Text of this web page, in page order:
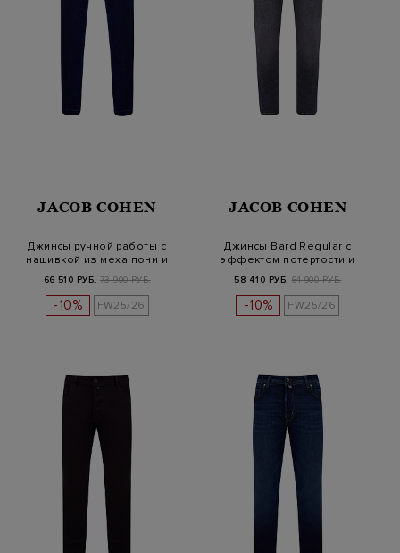
JACOB COHEN
Джинсы ручной работы с
нашивкой из меха пони и
66 510 РУБ. 73 900 РУБ.
-10% FW25/26
JACOB COHEN
Джинсы Bard Regular с
эффектом потертости и
58 410 РУБ. 64 900 РУБ.
-10% FW25/26